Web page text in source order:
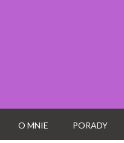
O MNIE PORADY